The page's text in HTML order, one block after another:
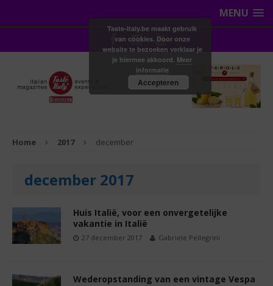
MENU
Home 2017 december
december 2017
Huis Italië, voor een onvergetelijke
vakantie in Italië
27 december 2017 Gabriele Pellegrini
Wederopstanding van een vintage Vespa
Taste-Italy.be maakt gebruik
van cookies. Door onze
website te bezoeken verklaar je
je hiermee akkoord. Meer
informatie
Accepteren